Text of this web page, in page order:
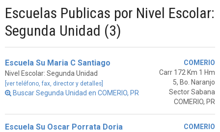
Escuelas Publicas por Nivel Escolar:
Segunda Unidad (3)
Escuela Su Maria C Santiago
Nivel Escolar: Segunda Unidad
[ver teléfono, fax, director y detalles]
Buscar Segunda Unidad en COMERIO, PR
COMERIO
Carr 172 Km 1 Hm
5, Bo. Naranjo
Sector Sabana
COMERIO, PR
Escuela Su Oscar Porrata Doria
COMERIO